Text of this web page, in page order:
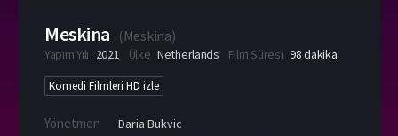
Meskina (Meskina)
Yapım Yılı 2021 Ülke Netherlands Film Süresi 98 dakika
Komedi Filmleri HD izle
Yönetmen Daria Bukvic